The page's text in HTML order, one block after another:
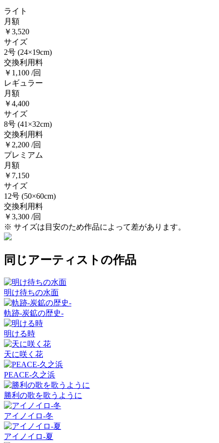
ライト
月額
￥3,520
サイズ
2号 (24×19cm)
交換利用料
￥1,100 /回
レギュラー
月額
￥4,400
サイズ
8号 (41×32cm)
交換利用料
￥2,200 /回
プレミアム
月額
￥7,150
サイズ
12号 (50×60cm)
交換利用料
￥3,300 /回
※ サイズは目安のため作品によって差があります。
同じアーティストの作品
明け待ちの水面
軌跡-炭鉱の歴史-
明ける時
天に咲く花
PEACE-久之浜
勝利の歌を歌うように
アイノイロ-冬
アイノイロ-夏